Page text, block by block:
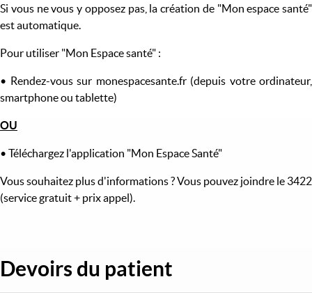
Si vous ne vous y opposez pas, la création de "Mon espace santé"
est automatique.
Pour utiliser "Mon Espace santé" :
• Rendez-vous sur monespacesante.fr (depuis votre ordinateur,
smartphone ou tablette)
OU
• Téléchargez l'application "Mon Espace Santé"
Vous souhaitez plus d'informations ? Vous pouvez joindre le 3422
(service gratuit + prix appel).
Devoirs du patient